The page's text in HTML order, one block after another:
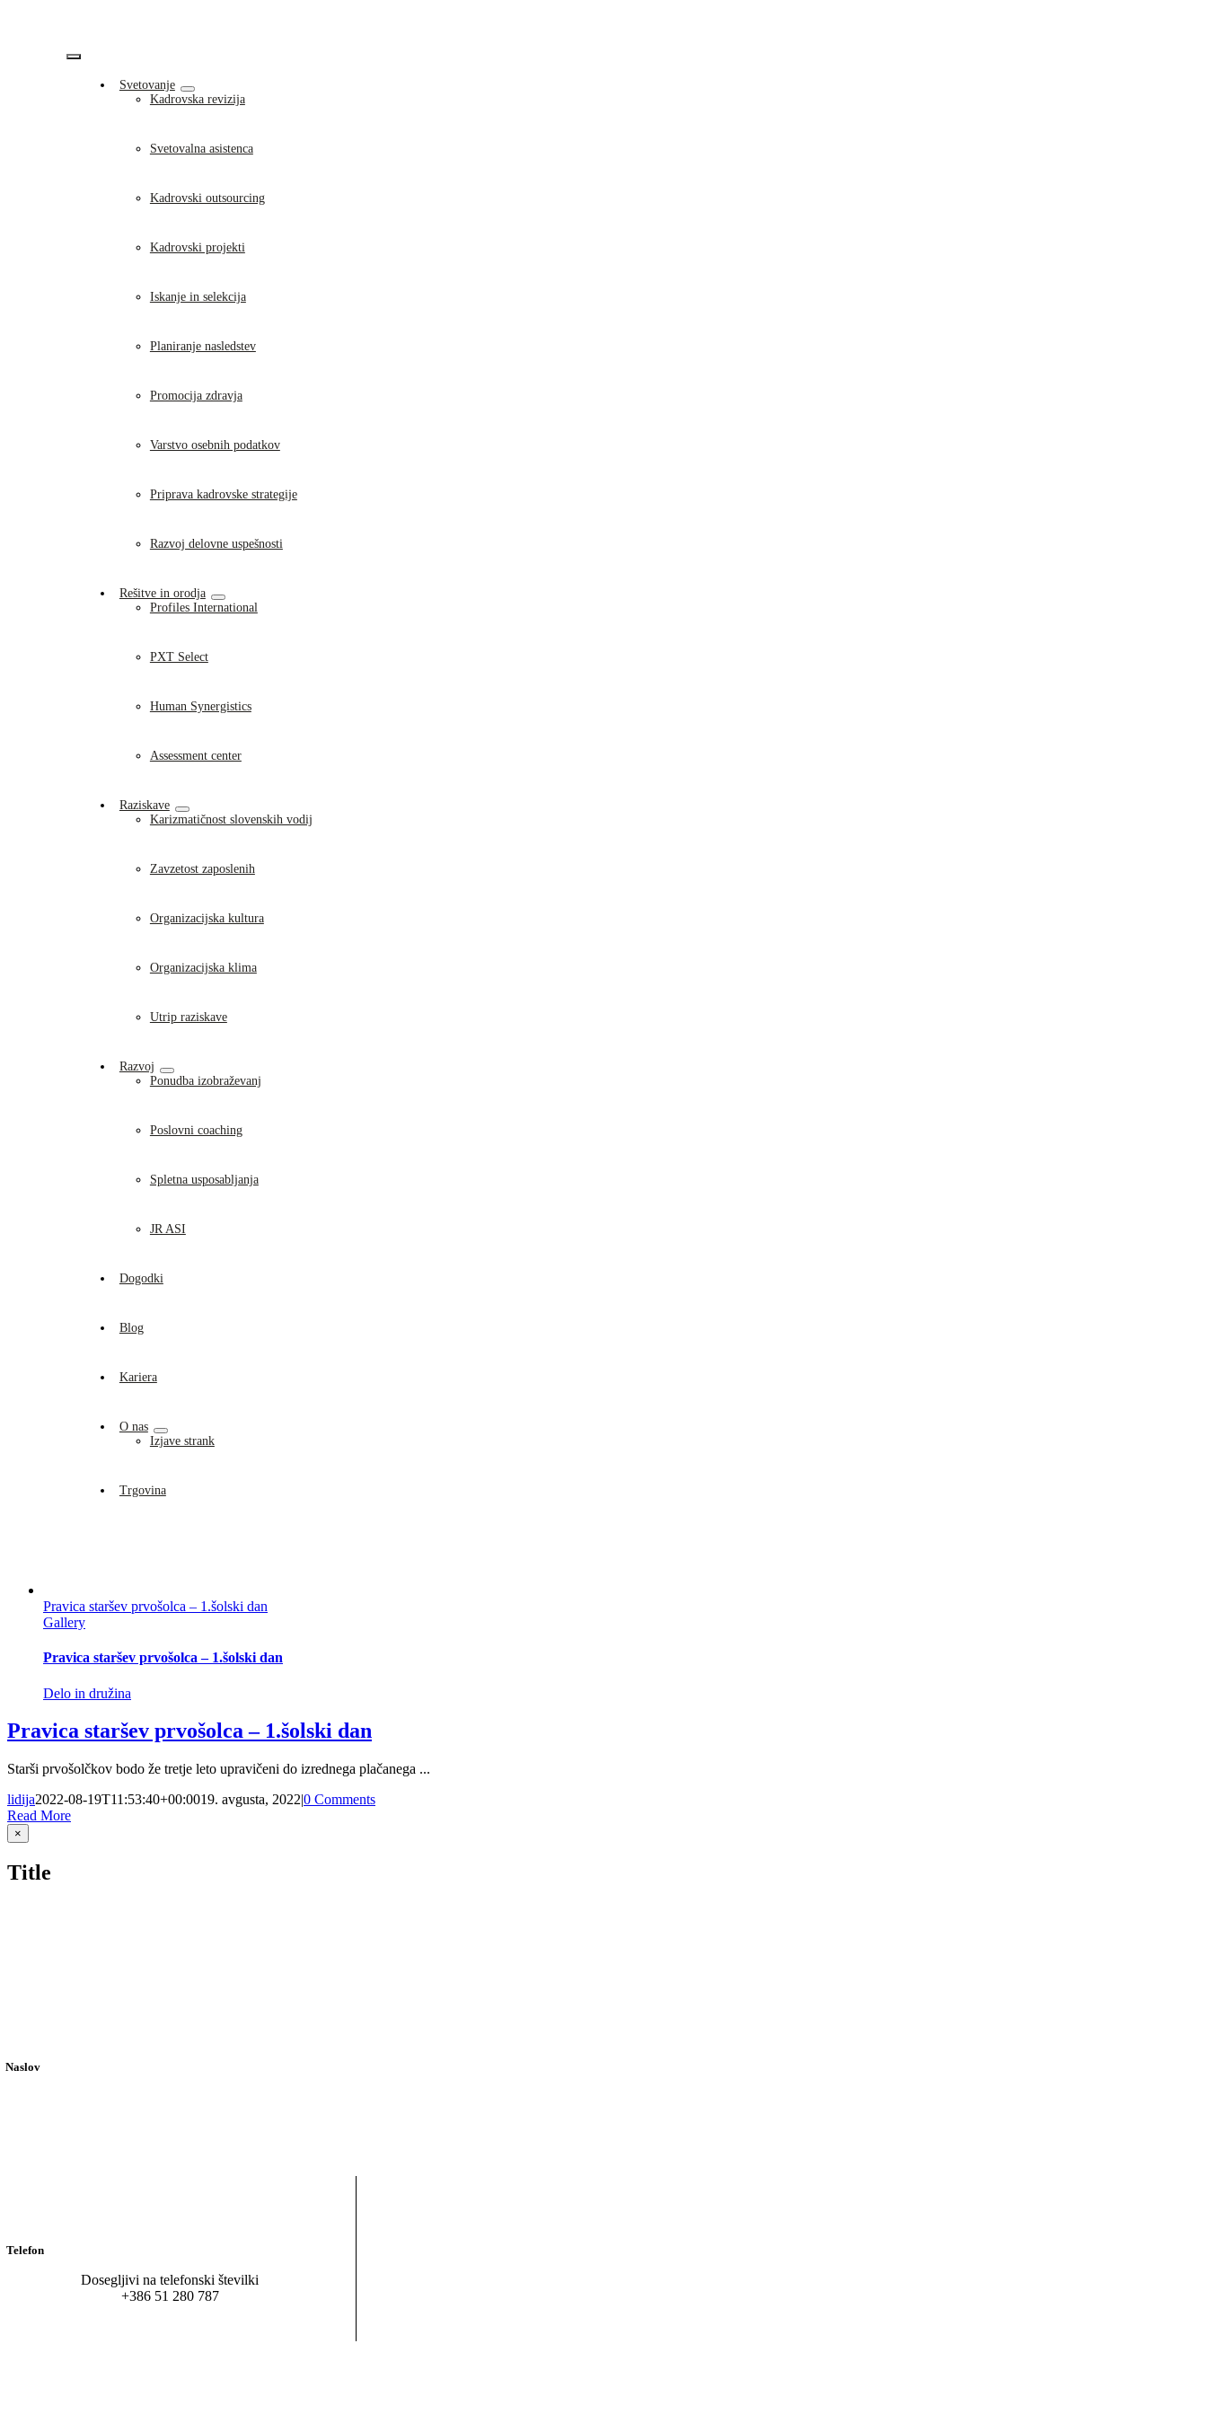
navigacijo
Svetovanje
Kadrovska revizija
Svetovalna asistenca
Kadrovski outsourcing
Kadrovski projekti
Iskanje in selekcija
Planiranje nasledstev
Promocija zdravja
Varstvo osebnih podatkov
Priprava kadrovske strategije
Razvoj delovne uspešnosti
Rešitve in orodja
Profiles International
PXT Select
Human Synergistics
Assessment center
Raziskave
Karizmatičnost slovenskih vodij
Zavzetost zaposlenih
Organizacijska kultura
Organizacijska klima
Utrip raziskave
Razvoj
Ponudba izobraževanj
Poslovni coaching
Spletna usposabljanja
JR ASI
Dogodki
Blog
Kariera
O nas
Izjave strank
Trgovina
Pravica staršev prvošolca – 1.šolski dan
Gallery
Pravica staršev prvošolca – 1.šolski dan
Delo in družina
Pravica staršev prvošolca – 1.šolski dan
Starši prvošolčkov bodo že tretje leto upravičeni do izrednega plačanega ...
lidija2022-08-19T11:53:40+00:0019. avgusta, 2022|0 Comments
Read More
Close
product
view
×
Title
Naslov
Telefon
Dosegljivi na telefonski številki
+386 51 280 787